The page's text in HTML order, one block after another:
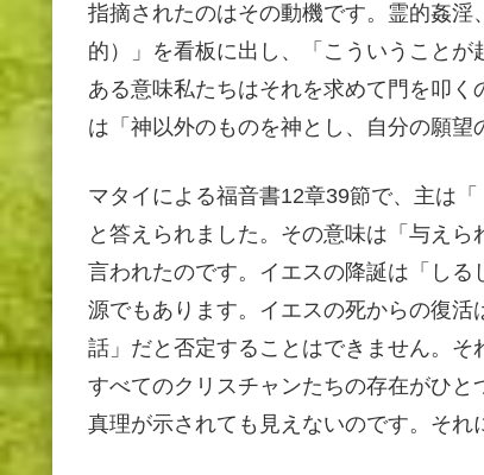
指摘されたのはその動機です。霊的姦
的）」を看板に出し、「こういうことが
ある意味私たちはそれを求めて門を叩
は「神以外のものを神とし、自分の願望
マタイによる福音書12章39節で、主は
と答えられました。その意味は「与え
言われたのです。イエスの降誕は「し
源でもあります。イエスの死からの復
話」だと否定することはできません。
すべてのクリスチャンたちの存在がひと
真理が示されても見えないのです。それ